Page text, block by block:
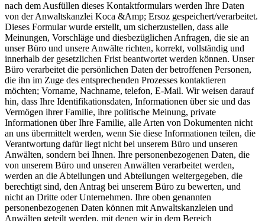
nach dem Ausfüllen dieses Kontaktformulars werden Ihre Daten
von der Anwaltskanzlei Koca &Amp; Ersoz gespeichert/verarbeitet.
Dieses Formular wurde erstellt, um sicherzustellen, dass alle
Meinungen, Vorschläge und diesbezüglichen Anfragen, die sie an
unser Büro und unsere Anwälte richten, korrekt, vollständig und
innerhalb der gesetzlichen Frist beantwortet werden können. Unser
Büro verarbeitet die persönlichen Daten der betroffenen Personen,
die ihn im Zuge des entsprechenden Prozesses kontaktieren
möchten; Vorname, Nachname, telefon, E-Mail. Wir weisen darauf
hin, dass Ihre Identifikationsdaten, Informationen über sie und das
Vermögen ihrer Familie, ihre politische Meinung, private
Informationen über Ihre Familie, alle Arten von Dokumenten nicht
an uns übermittelt werden, wenn Sie diese Informationen teilen, die
Verantwortung dafür liegt nicht bei unserem Büro und unseren
Anwälten, sondern bei Ihnen. Ihre personenbezogenen Daten, die
von unserem Büro und unseren Anwälten verarbeitet werden,
werden an die Abteilungen und Abteilungen weitergegeben, die
berechtigt sind, den Antrag bei unserem Büro zu bewerten, und
nicht an Dritte oder Unternehmen. Ihre oben genannten
personenbezogenen Daten können mit Anwaltskanzleien und
Anwälten geteilt werden, mit denen wir in dem Bereich